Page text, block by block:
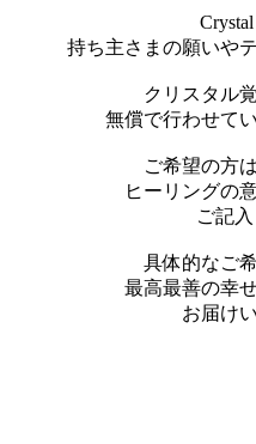
持ち主さまの願いや
クリスタル
無償で行わせて
ご希望の方
ヒーリングの
ご記入
具体的なご
最高最善の幸
お届け